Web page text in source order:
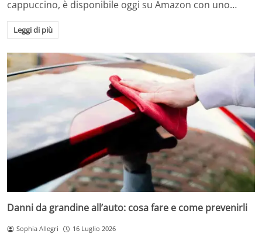
cappuccino, è disponibile oggi su Amazon con uno…
Leggi di più
Danni da grandine all’auto: cosa fare e come prevenirli
Sophia Allegri 16 Luglio 2026